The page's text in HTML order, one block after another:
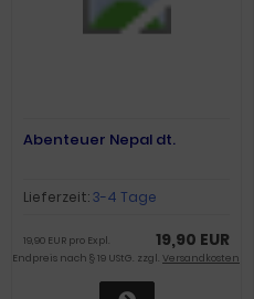
Abenteuer Nepal dt.
Lieferzeit:3-4 Tage
19,90 EUR
19,90 EUR pro Expl.
Endpreis nach § 19 UStG. zzgl. Versandkosten